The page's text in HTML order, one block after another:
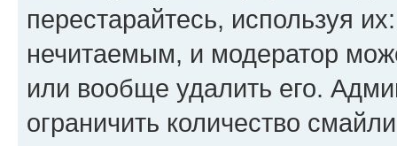
перестарайтесь, используя
нечитаемым, и модератор
или вообще удалить его.
ограничить количество